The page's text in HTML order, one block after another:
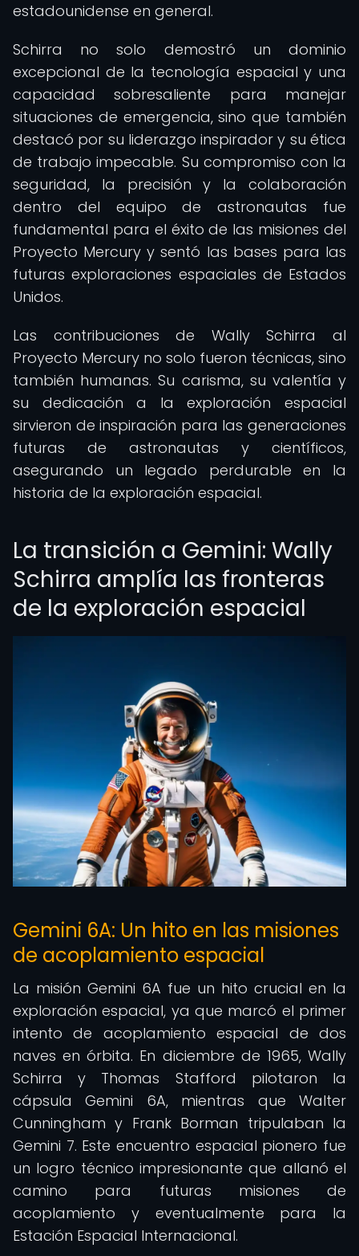
estadounidense en general.
Schirra no solo demostró un dominio
excepcional de la tecnología espacial y una
capacidad sobresaliente para manejar
situaciones de emergencia, sino que también
destacó por su liderazgo inspirador y su ética
de trabajo impecable. Su compromiso con la
seguridad, la precisión y la colaboración
dentro del equipo de astronautas fue
fundamental para el éxito de las misiones del
Proyecto Mercury y sentó las bases para las
futuras exploraciones espaciales de Estados
Unidos.
Las contribuciones de Wally Schirra al
Proyecto Mercury no solo fueron técnicas, sino
también humanas. Su carisma, su valentía y
su dedicación a la exploración espacial
sirvieron de inspiración para las generaciones
futuras de astronautas y científicos,
asegurando un legado perdurable en la
historia de la exploración espacial.
La transición a Gemini: Wally
Schirra amplía las fronteras
de la exploración espacial
Gemini 6A: Un hito en las misiones
de acoplamiento espacial
La misión Gemini 6A fue un hito crucial en la
exploración espacial, ya que marcó el primer
intento de acoplamiento espacial de dos
naves en órbita. En diciembre de 1965, Wally
Schirra y Thomas Stafford pilotaron la
cápsula Gemini 6A, mientras que Walter
Cunningham y Frank Borman tripulaban la
Gemini 7. Este encuentro espacial pionero fue
un logro técnico impresionante que allanó el
camino para futuras misiones de
acoplamiento y eventualmente para la
Estación Espacial Internacional.